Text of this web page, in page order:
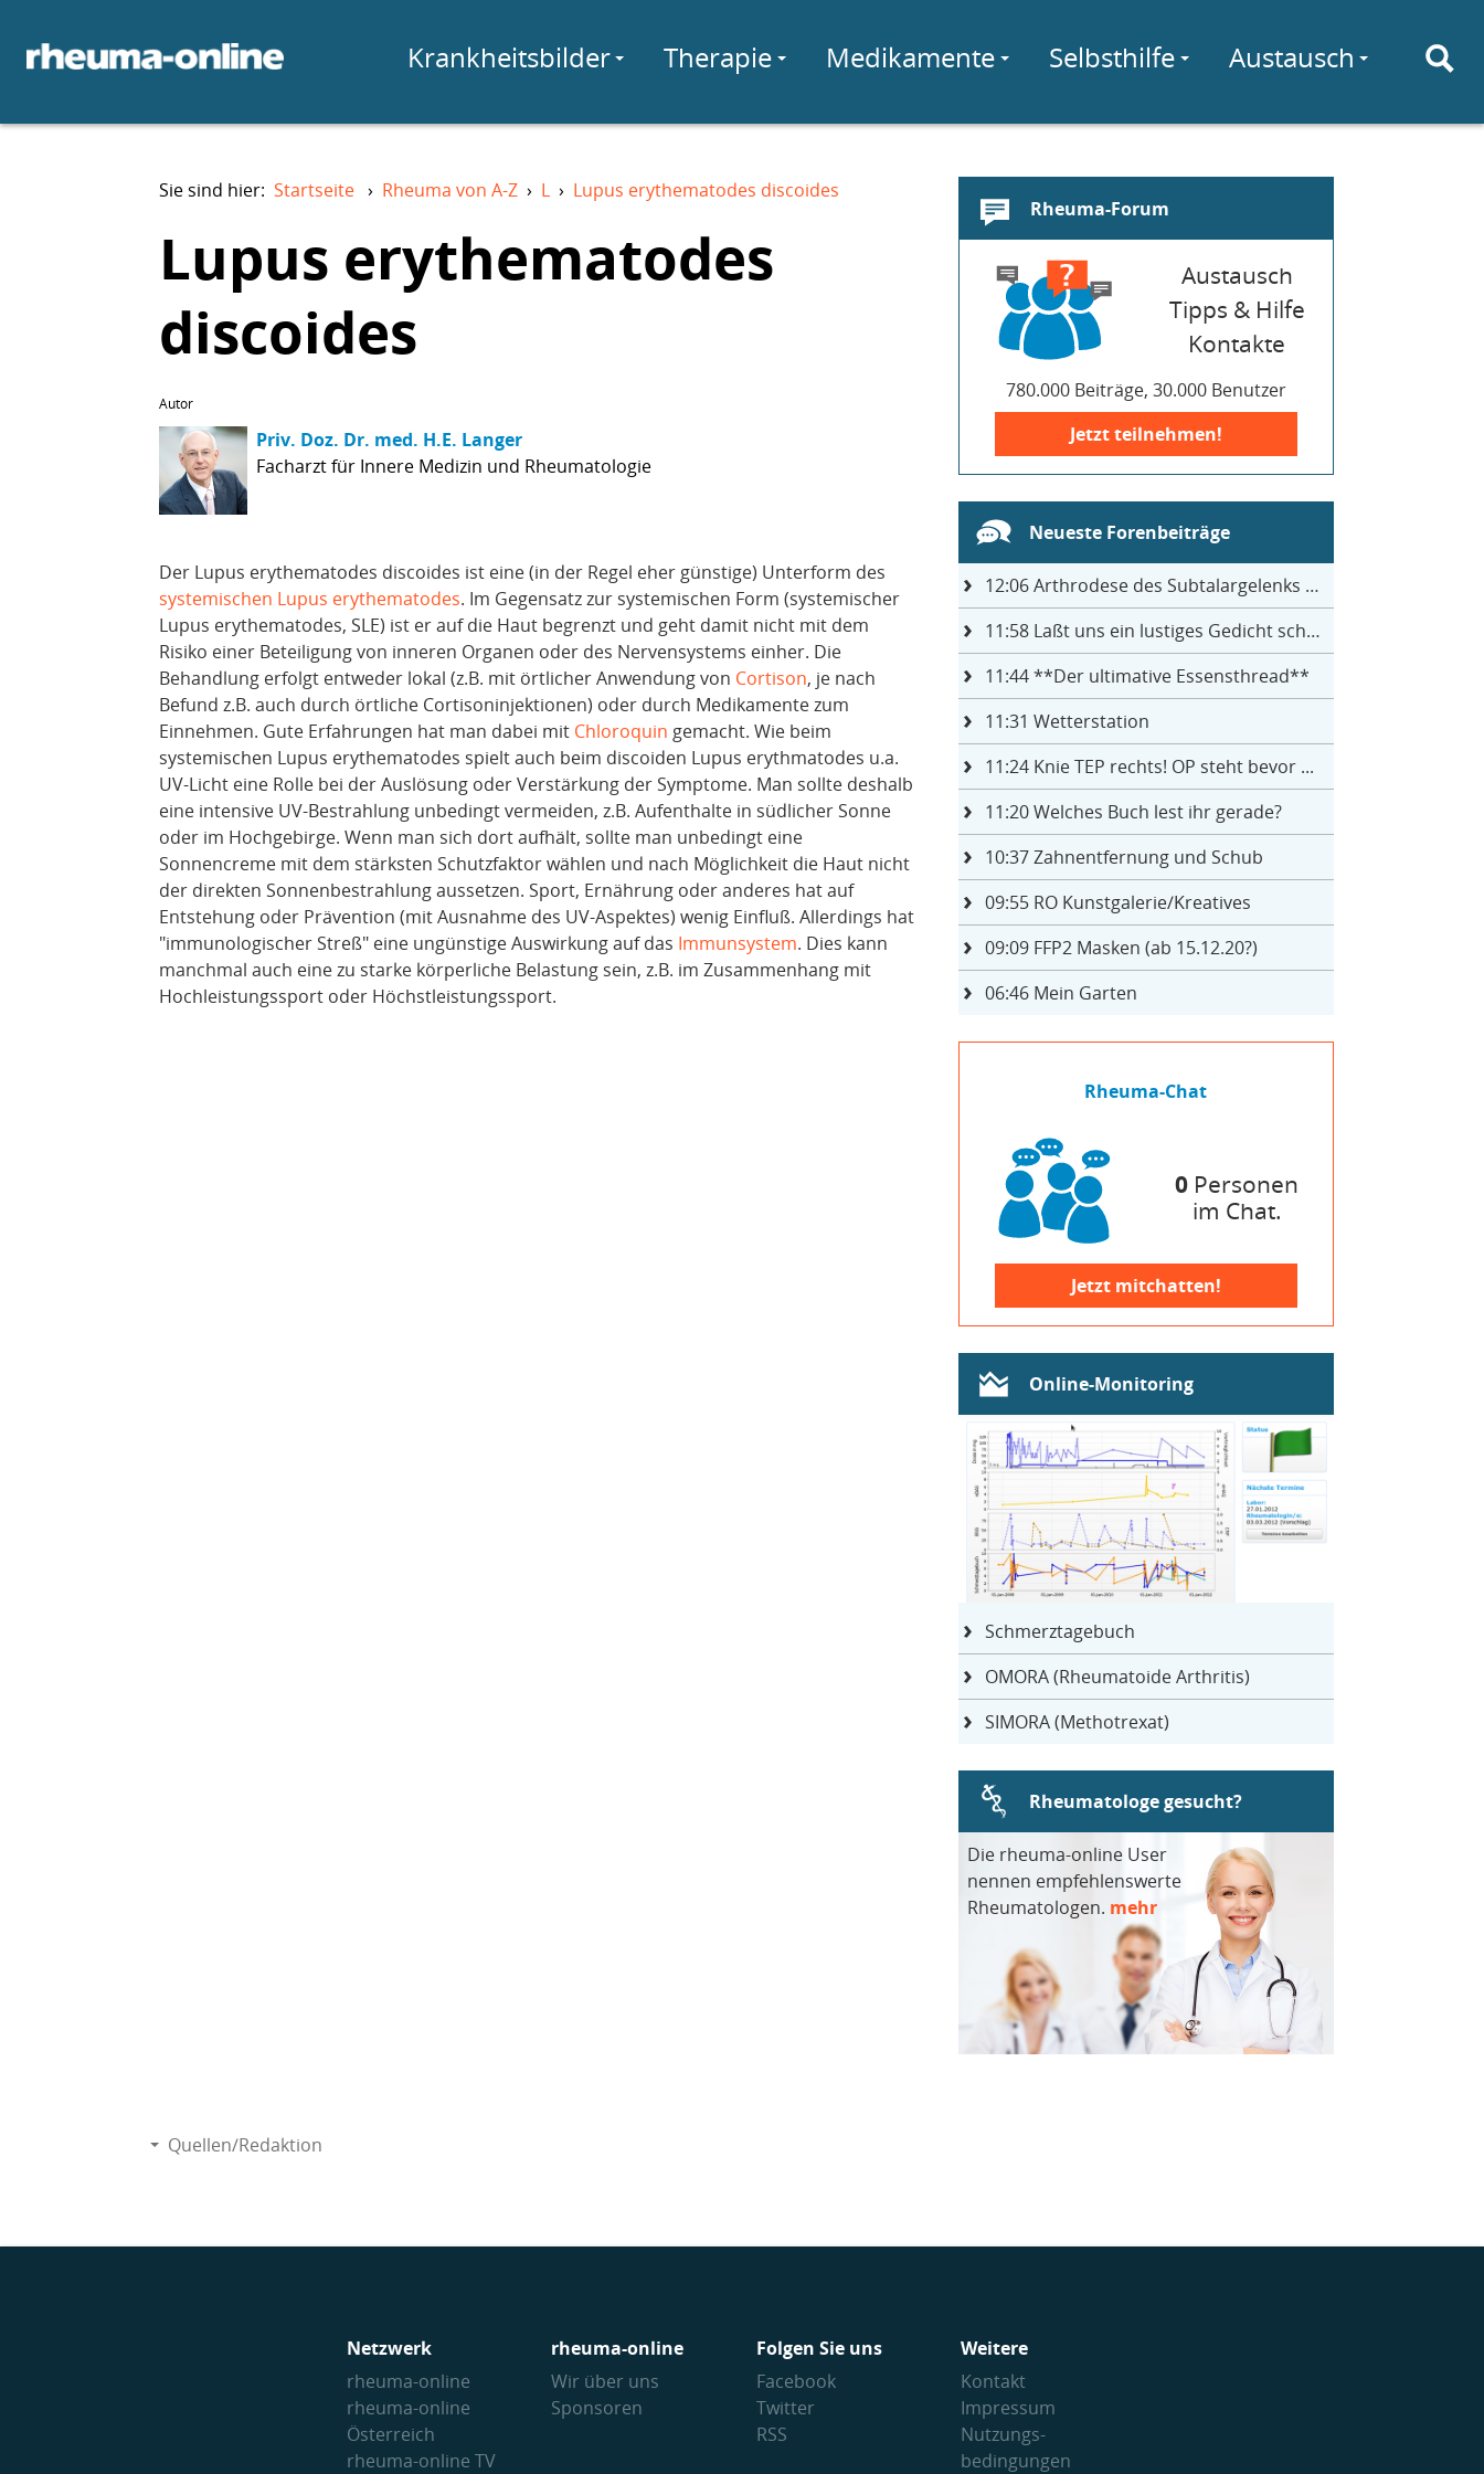
Krankheitsbilder Therapie Medikamente Selbsthilfe Austausch
Sie sind hier: Startseite › Rheuma von A-Z › L › Lupus erythematodes discoides
Lupus erythematodes
discoides
Autor
Priv. Doz. Dr. med. H.E. Langer
Facharzt für Innere Medizin und Rheumatologie
Der Lupus erythematodes discoides ist eine (in der Regel eher günstige) Unterform des
systemischen Lupus erythematodes. Im Gegensatz zur systemischen Form (systemischer
Lupus erythematodes, SLE) ist er auf die Haut begrenzt und geht damit nicht mit dem
Risiko einer Beteiligung von inneren Organen oder des Nervensystems einher. Die
Behandlung erfolgt entweder lokal (z.B. mit örtlicher Anwendung von Cortison, je nach
Befund z.B. auch durch örtliche Cortisoninjektionen) oder durch Medikamente zum
Einnehmen. Gute Erfahrungen hat man dabei mit Chloroquin gemacht. Wie beim
systemischen Lupus erythematodes spielt auch beim discoiden Lupus erythmatodes u.a.
UV-Licht eine Rolle bei der Auslösung oder Verstärkung der Symptome. Man sollte deshalb
eine intensive UV-Bestrahlung unbedingt vermeiden, z.B. Aufenthalte in südlicher Sonne
oder im Hochgebirge. Wenn man sich dort aufhält, sollte man unbedingt eine
Sonnencreme mit dem stärksten Schutzfaktor wählen und nach Möglichkeit die Haut nicht
der direkten Sonnenbestrahlung aussetzen. Sport, Ernährung oder anderes hat auf
Entstehung oder Prävention (mit Ausnahme des UV-Aspektes) wenig Einfluß. Allerdings hat
"immunologischer Streß" eine ungünstige Auswirkung auf das Immunsystem. Dies kann
manchmal auch eine zu starke körperliche Belastung sein, z.B. im Zusammenhang mit
Hochleistungssport oder Höchstleistungssport.
Rheuma-Forum
Austausch
Tipps & Hilfe
Kontakte
780.000 Beiträge, 30.000 Benutzer
Jetzt teilnehmen!
Neueste Forenbeiträge
12:06Arthrodese des Subtalargelenks mit 27
11:58Laßt uns ein lustiges Gedicht schreiben- jeder einen Satz
11:44**Der ultimative Essensthread**
11:31 Wetterstation
11:24Knie TEP rechts! OP steht bevor ...
11:20Welches Buch lest ihr gerade?
10:37Zahnentfernung und Schub
09:55RO Kunstgalerie/Kreatives
09:09FFP2 Masken (ab 15.12.20?)
06:46Mein Garten
Rheuma-Chat
0 Personen
im Chat.
Jetzt mitchatten!
Online-Monitoring
Schmerztagebuch
OMORA (Rheumatoide Arthritis)
SIMORA (Methotrexat)
Rheumatologe gesucht?
Die rheuma-online User
nennen empfehlenswerte
Rheumatologen. mehr
Quellen/Redaktion
Netzwerk
rheuma-online
rheuma-online
Österreich
rheuma-online TV
rheuma-online
Wir über uns
Sponsoren
Folgen Sie uns
Facebook
Twitter
RSS
Weitere
Kontakt
Impressum
Nutzungs­
bedingungen